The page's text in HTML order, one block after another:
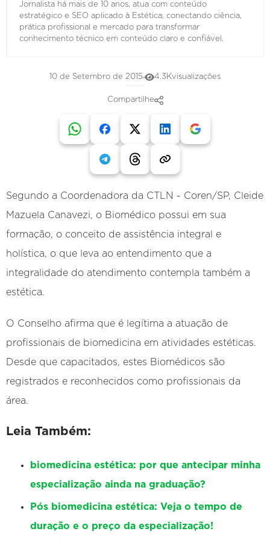
Jornalista há mais de 10 anos, atua com conteúdo
estratégico e SEO aplicado à Estética, conectando ciência,
prática profissional e mercado para transformar
conhecimento técnico em conteúdo claro e confiável.
10 de Setembro de 2015 4.3Kvisualizações
Compartilhe
Segundo a Coordenadora da CTLN - Coren/SP, Cleide
Mazuela Canavezi, o Biomédico possui em sua
formação, o conceito de assistência integral e
holística, o que leva ao entendimento que a
integralidade do atendimento contempla também a
estética.
O Conselho afirma que é legítima a atuação de
profissionais de biomedicina em atividades estéticas.
Desde que capacitados, estes Biomédicos são
registrados e reconhecidos como profissionais da
área.
Leia Também:
biomedicina estética: por que antecipar minha
especialização ainda na graduação?
Pós biomedicina estética: Veja o tempo de
duração e o preço da especialização!